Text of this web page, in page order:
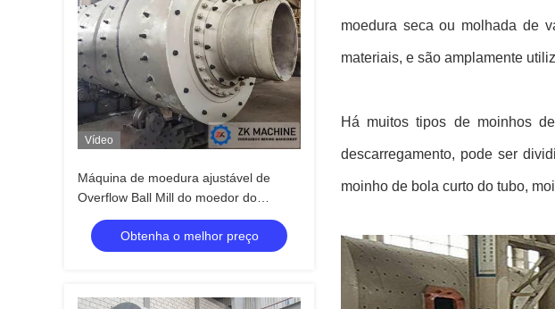
Vídeo
Máquina de moedura ajustável de
Overflow Ball Mill do moedor do
moinho de bola da tensão
Obtenha o melhor preço
moedura seca ou molhada de
materiais, e são amplamente
Há muitos tipos de moinhos
descarregamento, pode ser
moinho de bola curto do tubo,